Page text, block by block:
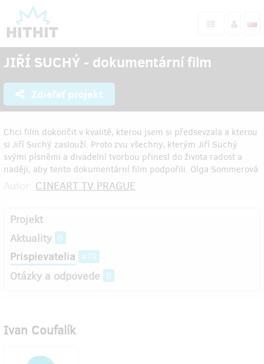
JIŘÍ SUCHÝ - dokumentární film
Zdieľať projekt
Chci film dokončit v kvalitě, kterou jsem si předsevzala a kterou
si Jiří Suchý zaslouží. Proto zvu všechny, kterým Jiří Suchý
svými písněmi a divadelní tvorbou přinesl do života radost a
naději, aby tento dokumentární film podpořili. Olga Sommerová
CINEART TV PRAGUE
Projekt
Aktuality 0
Prispievatelia 478
Otázky a odpovede 0
Ivan Coufalík